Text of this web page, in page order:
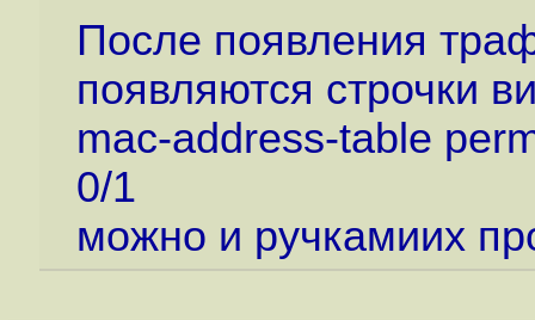
После появления
появляются строчки
mac-address-table
0/1
можно и ручкамиих